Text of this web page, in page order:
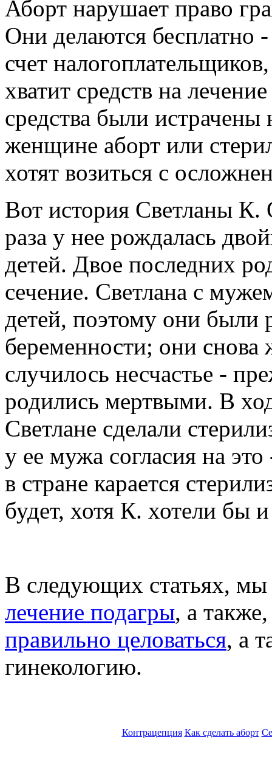
Аборт нарушает право
Они делаются бесплатно
счет
хватит средств на
средства были
женщине аборт или
хотят возиться с
Вот история Светланы К.
раза у нее рождалась
детей. Двое последних
сечение. Светлана с
детей, поэтому они были
беременности; они
случилось несчастье -
родились мертвыми. В
Светлане сделали
у ее мужа согласия на это
в стране карается
будет, хотя К. хотели бы
В следующих статьях,
лечение подагры, а
правильно целоваться, а
гинекологию.
Контрацепция Как сделать аборт